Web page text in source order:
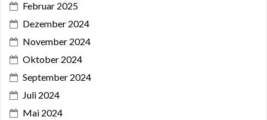
Februar 2025
Dezember 2024
November 2024
Oktober 2024
September 2024
Juli 2024
Mai 2024